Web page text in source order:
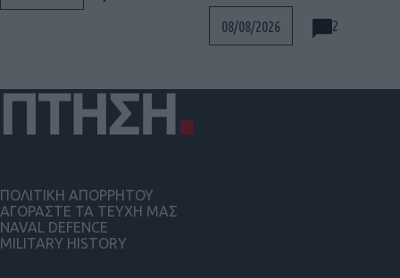
08/08/2026 2
ΠΟΛΙΤΙΚΗ ΑΠΟΡΡΗΤΟΥ
ΑΓΟΡΑΣΤΕ ΤΑ ΤΕΥΧΗ ΜΑΣ
NAVAL DEFENCE
MILITARY HISTORY